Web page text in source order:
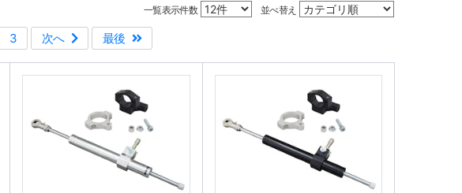
一覧表示件数 並べ替え
3 次へ 最後